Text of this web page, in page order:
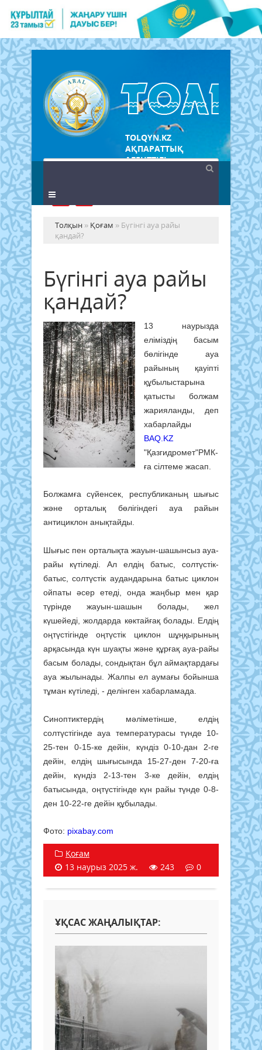
TOLQYN.KZ
АҚПАРАТТЫҚ
АГЕНТТІГІ
Толқын » Қоғам » Бүгінгі ауа райы
қандай?
Бүгінгі ауа райы
қандай?
13 наурызда
еліміздің басым
бөлігінде ауа
райының қауіпті
құбылыстарына
қатысты болжам
жарияланды, деп
хабарлайды
BAQ.KZ
"Қазгидромет"РМК-
ға сілтеме жасап.
Болжамға сүйенсек, республиканың шығыс
және орталық бөлігіндегі ауа райын
антициклон анықтайды.
Шығыс пен орталықта жауын-шашынсыз ауа-
райы күтіледі. Ал елдің батыс, солтүстік-
батыс, солтүстік аудандарына батыс циклон
ойпаты әсер етеді, онда жаңбыр мен қар
түрінде жауын-шашын болады, жел
күшейеді, жолдарда көктайғақ болады. Елдің
оңтүстігінде оңтүстік циклон шұңқырының
арқасында күн шуақты және құрғақ ауа-райы
басым болады, сондықтан бұл аймақтардағы
ауа жылынады. Жалпы ел аумағы бойынша
тұман күтіледі, - делінген хабарламада.
Синоптиктердің мәліметінше, елдің
солтүстігінде ауа температурасы түнде 10-
25-тен 0-15-ке дейін, күндіз 0-10-дан 2-ге
дейін, елдің шығысында 15-27-ден 7-20-ға
дейін, күндіз 2-13-тен 3-ке дейін, елдің
батысында, оңтүстігінде күн райы түнде 0-8-
ден 10-22-ге дейін құбылады.
Фото: pixabay.com
Қоғам
13 наурыз 2025 ж.
243 0
ҰҚСАС ЖАҢАЛЫҚТАР: